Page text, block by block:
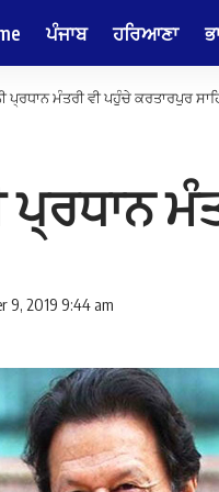
ਪੰਜਾਬ ਹਰਿਆਣਾ
ਪ੍ਰਧਾਨ ਮੰਤਰੀ ਵੀ ਪਹੁੰਚੇ ਕਰਤਾਰਪੁਰ
ਪ੍ਰਧਾਨ
9, 2019 9:44 am